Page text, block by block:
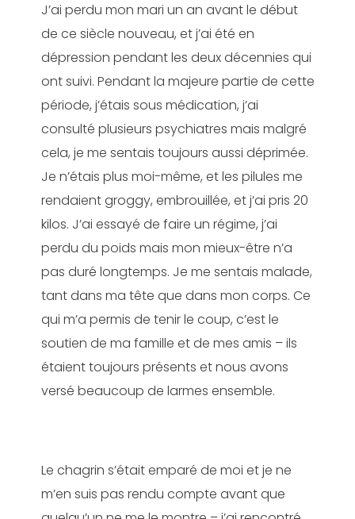
J’ai perdu mon mari un an avant le début
de ce siècle nouveau, et j’ai été en
dépression pendant les deux décennies qui
ont suivi. Pendant la majeure partie de cette
période, j’étais sous médication, j’ai
consulté plusieurs psychiatres mais malgré
cela, je me sentais toujours aussi déprimée.
Je n’étais plus moi-même, et les pilules me
rendaient groggy, embrouillée, et j’ai pris 20
kilos. J’ai essayé de faire un régime, j’ai
perdu du poids mais mon mieux-être n’a
pas duré longtemps. Je me sentais malade,
tant dans ma tête que dans mon corps. Ce
qui m’a permis de tenir le coup, c’est le
soutien de ma famille et de mes amis – ils
étaient toujours présents et nous avons
versé beaucoup de larmes ensemble.
Le chagrin s’était emparé de moi et je ne
m’en suis pas rendu compte avant que